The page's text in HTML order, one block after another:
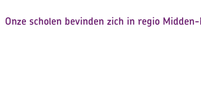
Onze scholen bevinden zich in regio